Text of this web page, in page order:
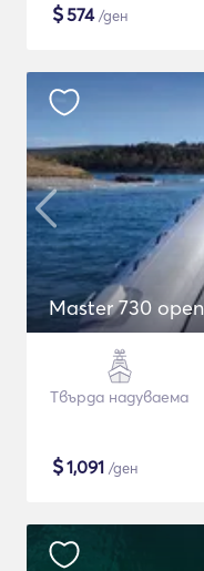
$574/ден
Master 730 open
Твърда надуваема
$1,091 /ден